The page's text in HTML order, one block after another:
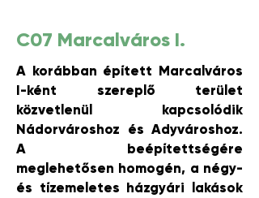
C07 Marcalváros I.
A korábban épített Marcalváros
I-ként szereplő terület
közvetlenül kapcsolódik
Nádorvároshoz és Adyvároshoz.
A beépítettségére
meglehetősen homogén, a négy-
és tízemeletes házgyári lakások